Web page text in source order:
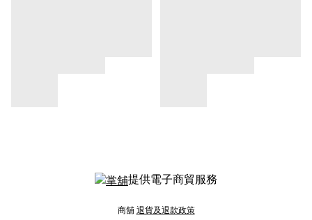
提供電子商貿服務
商舖 退貨及退款政策